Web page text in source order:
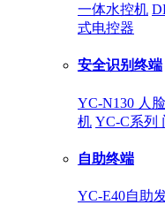
一体水控机
式电控器
安全识别终端
YC-N130 人
机 YC-C系列
自助终端
YC-E40自助